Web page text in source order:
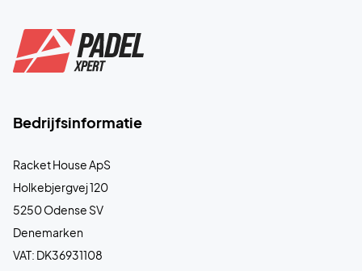
Bedrijfsinformatie
Racket House ApS
Holkebjergvej 120
5250 Odense SV
Denemarken
VAT: DK36931108